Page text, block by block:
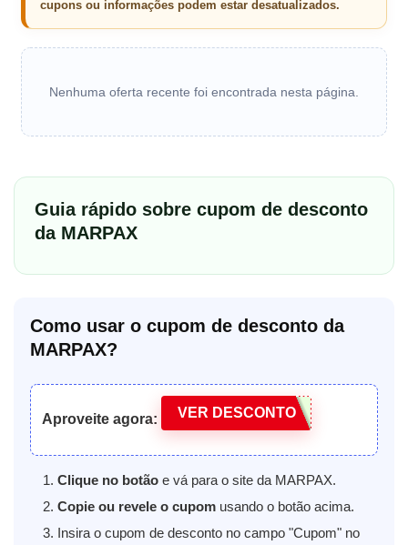
cupons ou informações podem estar desatualizados.
Nenhuma oferta recente foi encontrada nesta página.
Guia rápido sobre cupom de desconto
da MARPAX
Como usar o cupom de desconto da
MARPAX?
Aproveite agora: VER DESCONTO
Clique no botão e vá para o site da MARPAX.
Copie ou revele o cupom usando o botão acima.
Insira o cupom de desconto no campo "Cupom" no